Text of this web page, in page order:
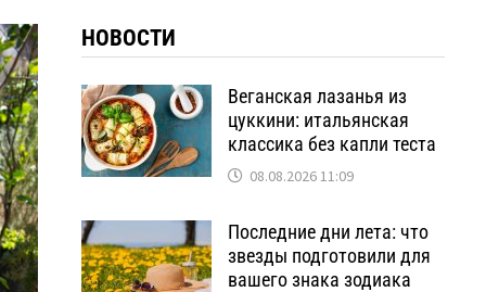
НОВОСТИ
Веганская лазанья из
цуккини: итальянская
классика без капли теста
08.08.2026 11:09
Последние дни лета: что
звезды подготовили для
вашего знака зодиака